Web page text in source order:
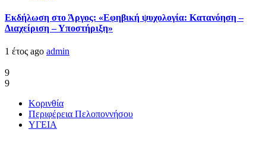
Εκδήλωση στο Άργος: «Εφηβική ψυχολογία: Κατανόηση –
Διαχείριση – Υποστήριξη»
1 έτος ago admin
9
9
Κορινθία
Περιφέρεια Πελοποννήσου
ΥΓΕΙΑ